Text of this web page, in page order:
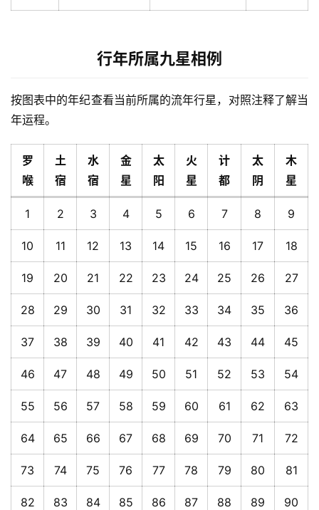
行年所属九星相例
按图表中的年纪查看当前所属的流年行星，对照注释了解当
年运程。
罗
喉
土
宿
水
宿
金
星
太
阳
火
星
计
都
太
阴
木
星
1 2 3 4 5 6 7 8 9
10 11 12 13 14 15 16 17 18
19 20 21 22 23 24 25 26 27
28 29 30 31 32 33 34 35 36
37 38 39 40 41 42 43 44 45
46 47 48 49 50 51 52 53 54
55 56 57 58 59 60 61 62 63
64 65 66 67 68 69 70 71 72
73 74 75 76 77 78 79 80 81
82 83 84 85 86 87 88 89 90